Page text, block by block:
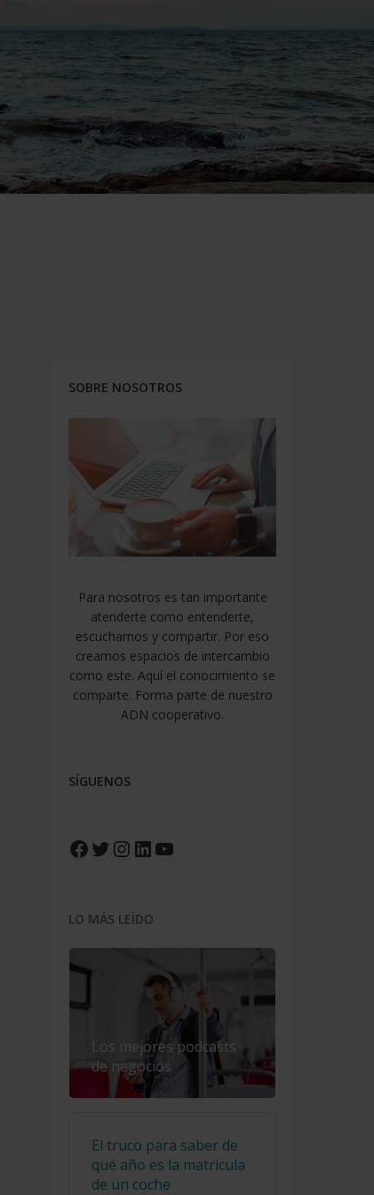
SOBRE NOSOTROS
Para nosotros es tan importante
atenderte como entenderte,
escucharnos y compartir. Por eso
creamos espacios de intercambio
como este. Aquí el conocimiento se
comparte. Forma parte de nuestro
ADN cooperativo.
SÍGUENOS
Facebook
Twitter
Instagram
LinkedIn
YouTube
LO MÁS LEÍDO
Los mejores podcasts
de negocios
El truco para saber de
qué año es la matrícula
de un coche